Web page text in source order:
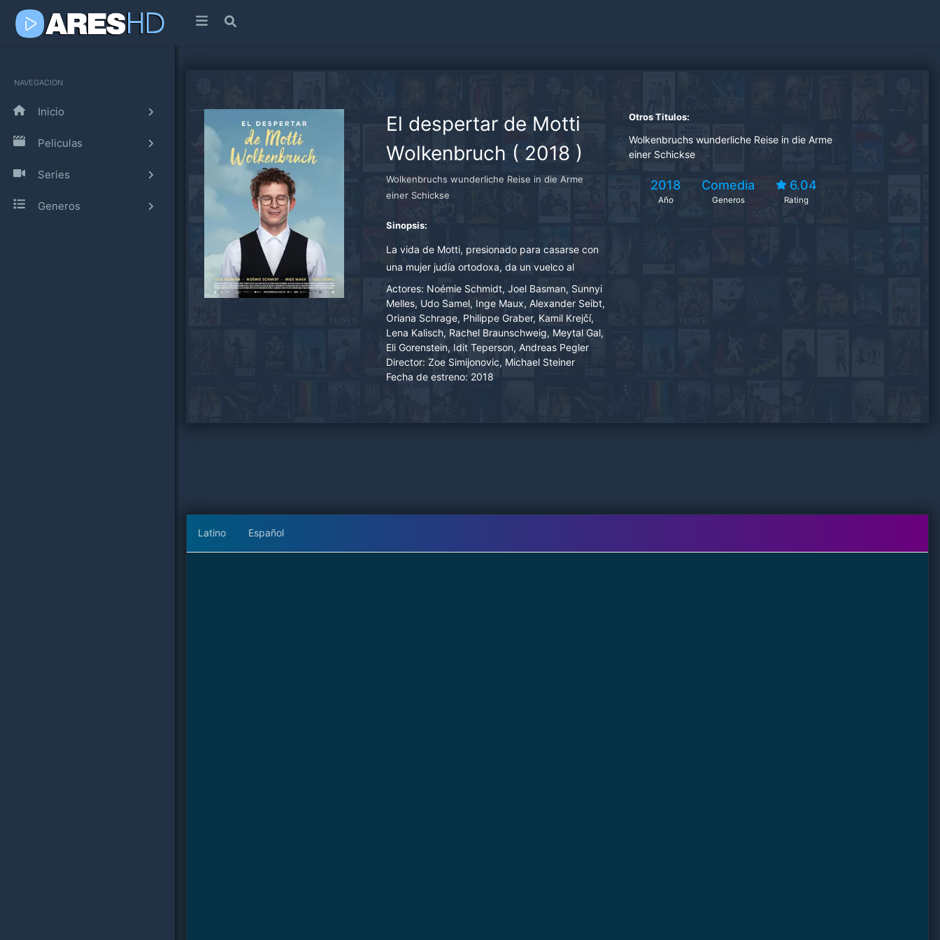
NAVEGACION
Inicio
Peliculas
Series
Generos
El despertar de Motti
Wolkenbruch ( 2018 )
Wolkenbruchs wunderliche Reise in die Arme
einer Schickse
Sinopsis:
La vida de Motti, presionado para casarse con
una mujer judía ortodoxa, da un vuelco al
enamorarse de su compañera de clase. Algo
que su madre nunca verá con buenos ojos.
Actores: Noémie Schmidt, Joel Basman, Sunnyi
Melles, Udo Samel, Inge Maux, Alexander Seibt,
Oriana Schrage, Philippe Graber, Kamil Krejčí,
Lena Kalisch, Rachel Braunschweig, Meytal Gal,
Eli Gorenstein, Idit Teperson, Andreas Pegler
Director: Zoe Simijonovic, Michael Steiner
Fecha de estreno: 2018
Otros Titulos:
Wolkenbruchs wunderliche Reise in die Arme
einer Schickse
2018
Año
Comedia
Generos
6.04
Rating
Latino Español